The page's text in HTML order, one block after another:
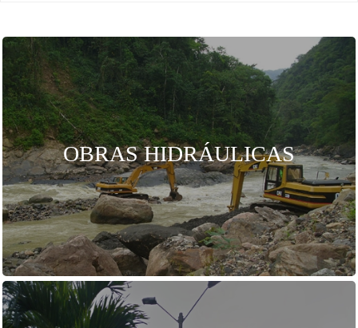
OBRAS HIDRÁULICAS
Construcción de Obras Hidráulicas
Canalizaciones, dragados e intervención de cuerpos hídricos
y atención de avalanchas.
Projectos ejecutados